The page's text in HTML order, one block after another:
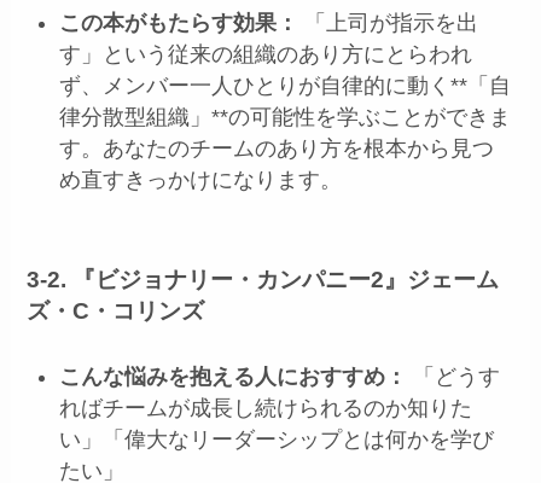
この本がもたらす効果：
「上司が指示を出
す」という従来の組織のあり方にとらわれ
ず、メンバー一人ひとりが自律的に動く**「自
律分散型組織」**の可能性を学ぶことができま
す。あなたのチームのあり方を根本から見つ
め直すきっかけになります。
3-2. 『ビジョナリー・カンパニー2』ジェーム
ズ・C・コリンズ
こんな悩みを抱える人におすすめ：
「どうす
ればチームが成長し続けられるのか知りた
い」「偉大なリーダーシップとは何かを学び
たい」